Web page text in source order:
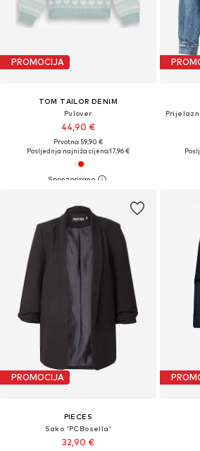
PROMOCIJA
TOM TAILOR DENIM
Pulover
44,90 €
Prvotno: 59,90 €
Posljednja najniža cijena:17,96 €
PROMOCIJA
PIECES
Sako 'PCBosella'
32,90 €